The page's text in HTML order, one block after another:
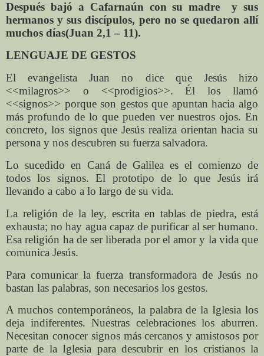
Después bajó a Cafarnaún con su madre
y sus
hermanos y sus discípulos, pero no se quedaron allí
muchos días(Juan 2,1 – 11).
LENGUAJE DE GESTOS
El evangelista Juan no dice que Jesús hizo
<<milagros>> o <<prodigios>>. Él los llamó
<<signos>> porque son gestos que apuntan hacia algo
más profundo de lo que pueden ver nuestros ojos. En
concreto, los signos que Jesús realiza orientan hacia su
persona y nos descubren su fuerza salvadora.
Lo sucedido en Caná de Galilea es el comienzo de
todos los signos. El prototipo de lo que Jesús irá
llevando a cabo a lo largo de su vida.
La religión de la ley, escrita en tablas de piedra, está
exhausta; no hay agua capaz de purificar al ser humano.
Esa religión ha de ser liberada por el amor y la vida que
comunica Jesús.
Para comunicar la fuerza transformadora de Jesús no
bastan las palabras, son necesarios los gestos.
A muchos contemporáneos, la palabra de la Iglesia los
deja indiferentes. Nuestras celebraciones los aburren.
Necesitan conocer signos más cercanos y amistosos por
parte de la Iglesia para descubrir en los cristianos la